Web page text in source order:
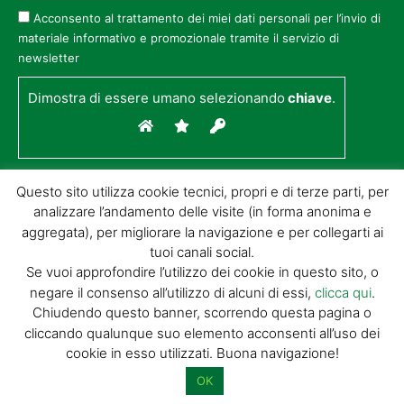
Acconsento al trattamento dei miei dati personali per l’invio di
materiale informativo e promozionale tramite il servizio di
newsletter
Dimostra di essere umano selezionandochiave.
© GIORGIO TESI EDITRICE S.R.L. | P.IVA
01732650476 | VIA DI BADIA 14 – 51100 LOC.
BOTTEGONE (PISTOIA) |POWERED BY
ALLYMIND
Cookie Policy
Condizioni
di vendita|Site Map
Questo sito utilizza cookie tecnici, propri e di terze parti, per
analizzare l’andamento delle visite (in forma anonima e
aggregata), per migliorare la navigazione e per collegarti ai
tuoi canali social.
Se vuoi approfondire l’utilizzo dei cookie in questo sito, o
negare il consenso all’utilizzo di alcuni di essi, clicca qui.
Chiudendo questo banner, scorrendo questa pagina o
cliccando qualunque suo elemento acconsenti all’uso dei
cookie in esso utilizzati. Buona navigazione!
OK